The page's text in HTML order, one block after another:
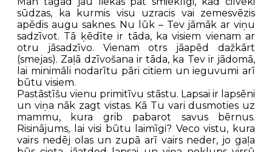
sūdzas, ka kurmis visu uzracis vai zemesvēzis
apēdis augu saknes. Nu lūk – Tev jāmāk ar viņu
sadzīvot. Tā ķēdīte ir tāda, ka visiem vienam ar
otru jāsadzīvo. Vienam otrs jāapēd dažkārt
(smejas). Zaļā dzīvošana ir tāda, ka Tev ir jādomā,
lai minimāli nodarītu pāri citiem un ieguvumi arī
būtu visiem.
Pastāstīšu vienu primitīvu stāstu. Lapsai ir lapsēni
un viņa nāk zagt vistas. Kā Tu vari dusmoties uz
mammu, kura grib pabarot savus bērnus.
Risinājums, lai visi būtu laimīgi? Veco vistu, kura
vairs nedēj olas un zupā arī vairs neder, jo gaļa